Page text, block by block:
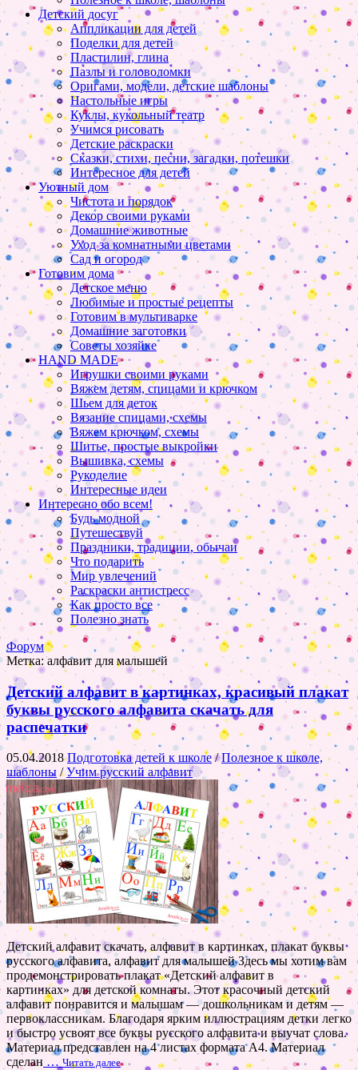
Детский досуг
Аппликации для детей
Поделки для детей
Пластилин, глина
Пазлы и головоломки
Оригами, модели, детские шаблоны
Настольные игры
Куклы, кукольный театр
Учимся рисовать
Детские раскраски
Сказки, стихи, песни, загадки, потешки
Интересное для детей
Уютный дом
Чистота и порядок
Декор своими руками
Домашние животные
Уход за комнатными цветами
Сад и огород
Готовим дома
Детское меню
Любимые и простые рецепты
Готовим в мультиварке
Домашние заготовки
Советы хозяйке
HAND MADE
Игрушки своими руками
Вяжем детям, спицами и крючком
Шьем для деток
Вязание спицами, схемы
Вяжем крючком, схемы
Шитье, простые выкройки
Вышивка, схемы
Рукоделие
Интересные идеи
Интересно обо всем!
Будь модной
Путешествуй
Праздники, традиции, обычаи
Что подарить
Мир увлечений
Раскраски антистресс
Как просто все
Полезно знать
Форум
Метка:алфавит для малышей
Детский алфавит в картинках, красивый плакат
буквы русского алфавита скачать для
распечатки
05.04.2018Подготовка детей к школе/Полезное к школе,
шаблоны /Учим русский алфавит
Детский алфавит скачать, алфавит в картинках, плакат буквы
русского алфавита, алфавит для малышей Здесь мы хотим вам
продемонстрировать плакат «Детский алфавит в
картинках» для детской комнаты. Этот красочный детский
алфавит понравится и малышам — дошкольникам и детям —
первоклассникам. Благодаря ярким иллюстрациям детки легко
и быстро усвоят все буквы русского алфавита и выучат слова.
Материал представлен на 4 листах формата А4. Материал
сделан … Читать далее